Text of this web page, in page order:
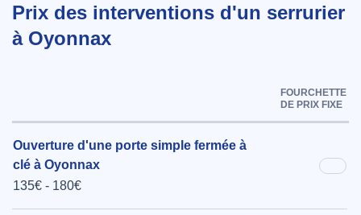
Prix des interventions d'un serrurier
à Oyonnax
FOURCHETTE
DE PRIX FIXE
Ouverture d'une porte simple fermée à
clé à Oyonnax
135€ - 180€